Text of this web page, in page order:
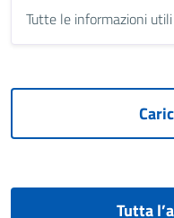
Tutte le informazioni
Tutta